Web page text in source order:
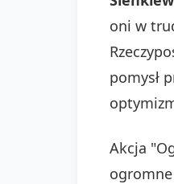
oni w
pomysł
Akcja